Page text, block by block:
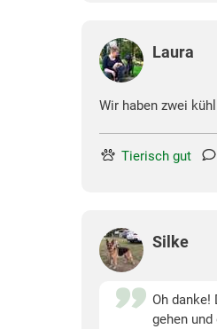
Laura
Wir haben zwei
Tierisch gut
Silke
Oh
gehen